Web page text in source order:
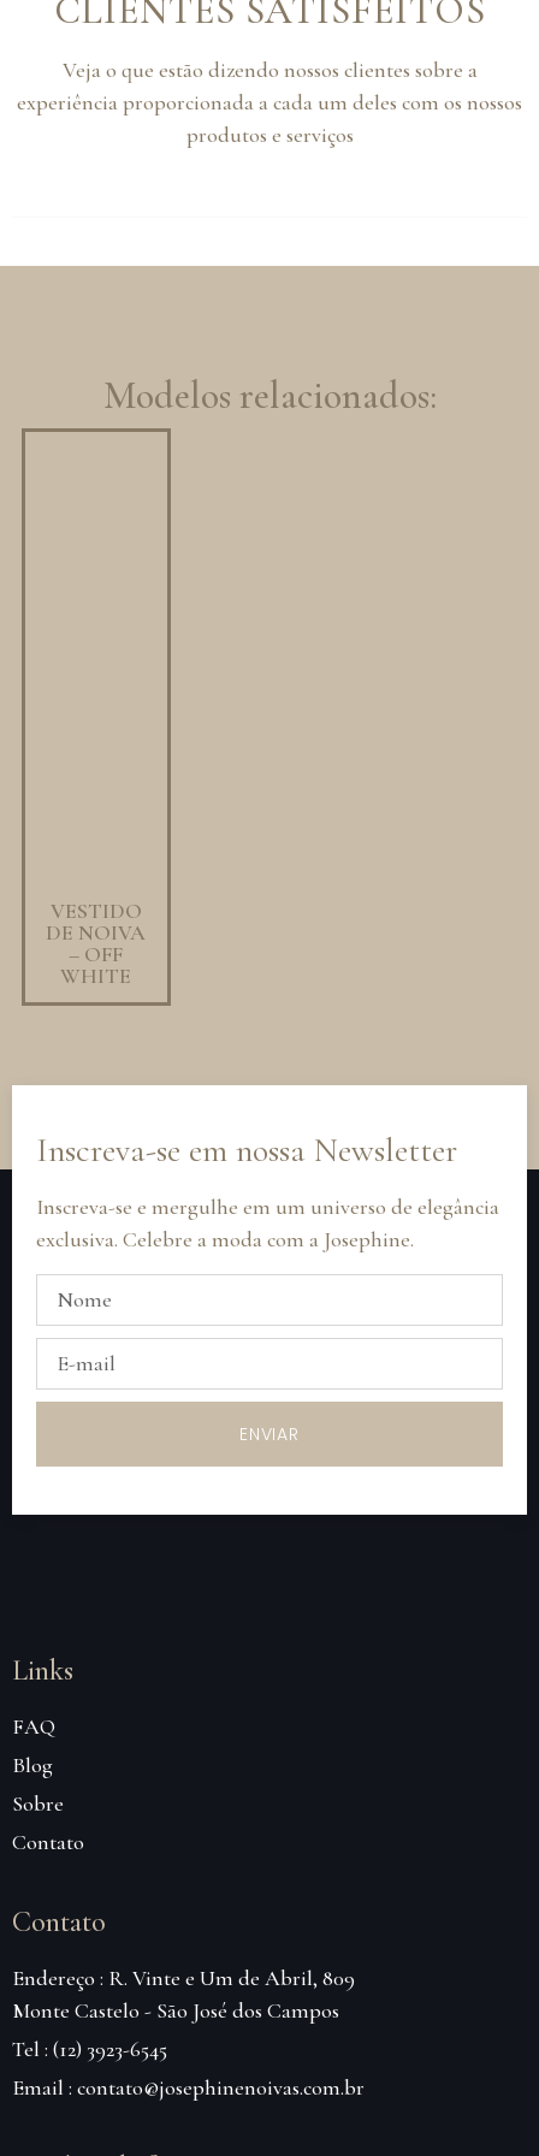
CLIENTES SATISFEITOS
Veja o que estão dizendo nossos clientes sobre a
experiência proporcionada a cada um deles com os nossos
produtos e serviços
Modelos relacionados:
VESTIDO
DE NOIVA
– OFF
WHITE
Inscreva-se em nossa Newsletter
Inscreva-se e mergulhe em um universo de elegância
exclusiva. Celebre a moda com a Josephine.
ENVIAR
Links
FAQ
Blog
Sobre
Contato
Contato
Endereço : R. Vinte e Um de Abril, 809
Monte Castelo - São José dos Campos
Tel : (12) 3923-6545
Email : contato@josephinenoivas.com.br